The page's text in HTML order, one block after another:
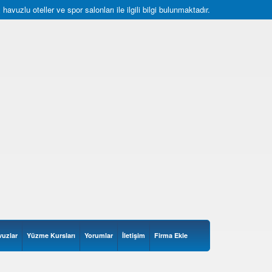
oteller ve spor salonları ile ilgili bilgi bulunmaktadır.
Yüzme Kursları Yorumlar İletişim Firma Ekle